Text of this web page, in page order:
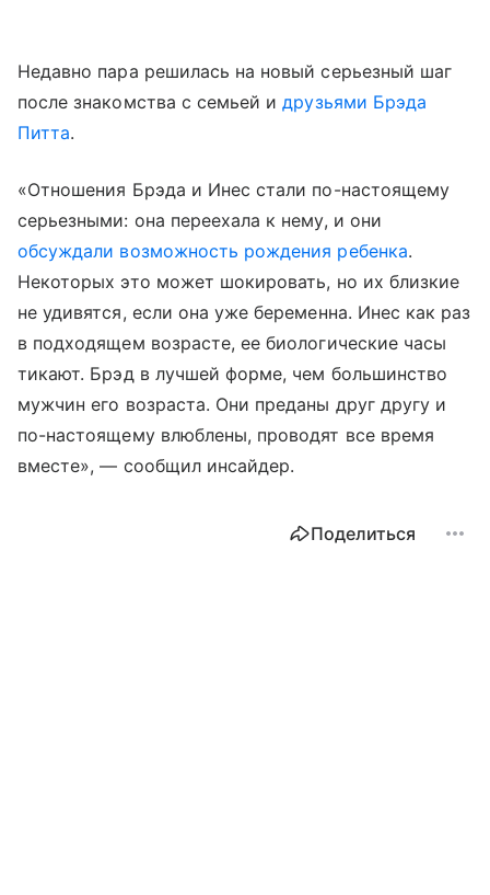
Недавно пара решилась на новый серьезный шаг
после знакомства с семьей идрузьями Брэда
Питта.
«Отношения Брэда и Инес стали по-настоящему
серьезными: она переехала к нему, и они
обсуждали возможность рождения ребенка.
Некоторых это может шокировать, но их близкие
не удивятся, если она уже беременна. Инес как раз
в подходящем возрасте, ее биологические часы
тикают. Брэд в лучшей форме, чем большинство
мужчин его возраста. Они преданы друг другу и
по-настоящему влюблены, проводят все время
вместе», — сообщил инсайдер.
Поделиться